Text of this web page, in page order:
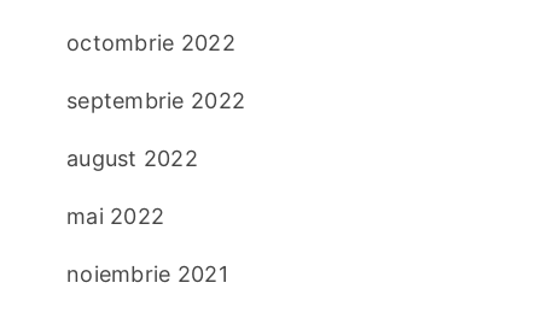
octombrie 2022
septembrie 2022
august 2022
mai 2022
noiembrie 2021